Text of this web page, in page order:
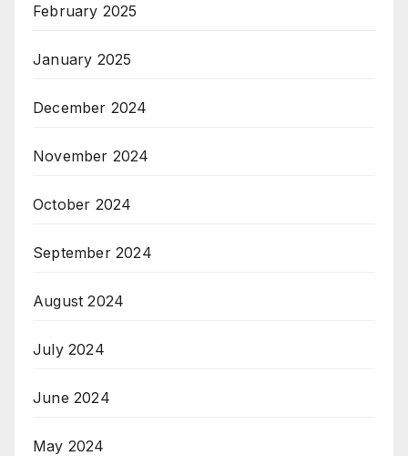
February 2025
January 2025
December 2024
November 2024
October 2024
September 2024
August 2024
July 2024
June 2024
May 2024